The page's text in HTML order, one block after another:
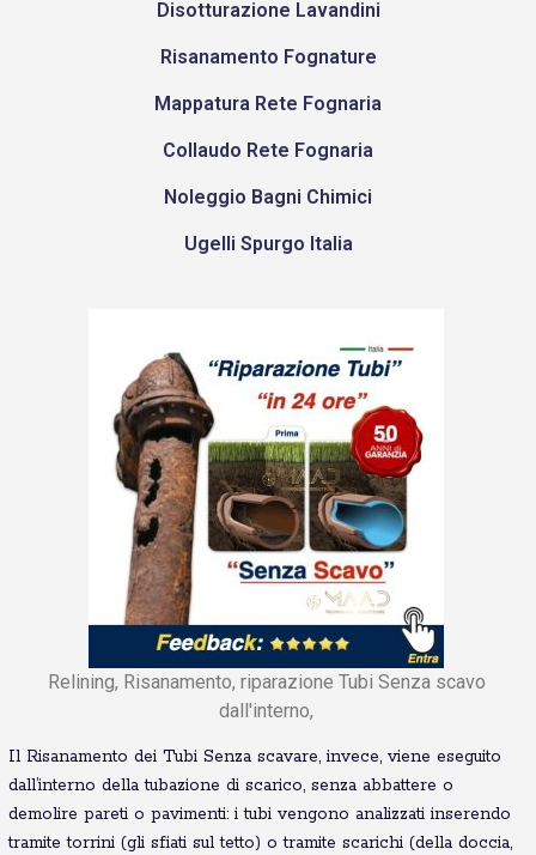
Disotturazione Lavandini
Risanamento Fognature
Mappatura Rete Fognaria
Collaudo Rete Fognaria
Noleggio Bagni Chimici
Ugelli Spurgo Italia
Relining, Risanamento, riparazione Tubi Senza scavo
dall'interno,
Il Risanamento dei Tubi Senza scavare, invece, viene eseguito
dall’interno della tubazione di scarico, senza abbattere o
demolire pareti o pavimenti: i tubi vengono analizzati inserendo
tramite torrini (gli sfiati sul tetto) o tramite scarichi (della doccia,